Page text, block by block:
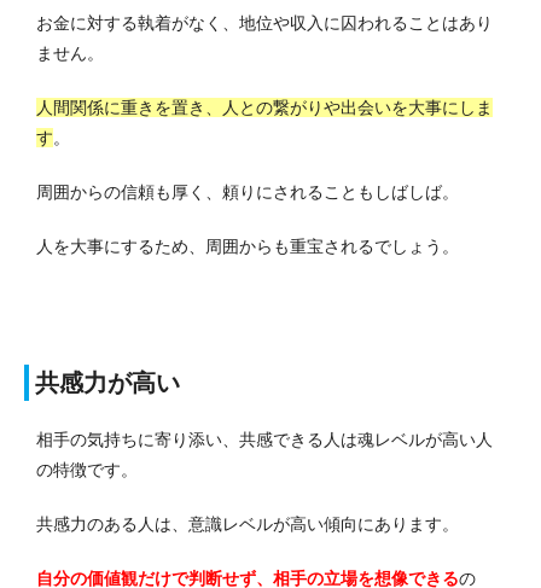
お金に対する執着がなく、地位や収入に囚われることはあり
ません。
人間関係に重きを置き、人との繋がりや出会いを大事にしま
す。
周囲からの信頼も厚く、頼りにされることもしばしば。
人を大事にするため、周囲からも重宝されるでしょう。
共感力が高い
相手の気持ちに寄り添い、共感できる人は魂レベルが高い人
の特徴です。
共感力のある人は、意識レベルが高い傾向にあります。
自分の価値観だけで判断せず、相手の立場を想像できるの